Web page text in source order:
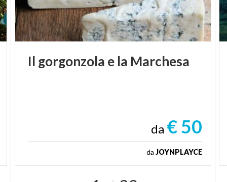
Il gorgonzola e la Marchesa
da € 50
da JOYNPLAYCE